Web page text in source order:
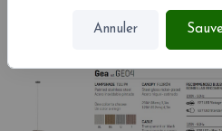
AnnulerEn